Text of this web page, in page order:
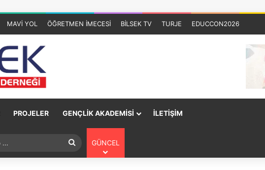
MAVİ YOL ÖĞRETMEN İMECESİ BİLSEK TV TURJE EDUCCON2026
PROJELER GENÇLİK AKADEMİSİ İLETİŞİM
GÜNCEL